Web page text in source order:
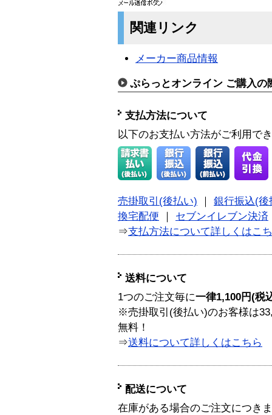
関連リンク
メーカー商品情報
ぷらっとオンライン ご購入の
支払方法について
以下のお支払い方法がご利用で
売掛取引(後払い)
銀行振込(後
換宅配便
セブンイレブン決済
⇒支払方法について詳しくはこ
送料について
1つのご注文毎に一律1,100円(税
※売掛取引(後払い)のお客様は
無料！
⇒送料について詳しくはこちら
配送について
在庫がある場合のご注文につき